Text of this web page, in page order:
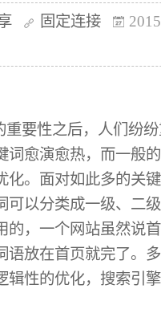
固定连接
要性之后，人们纷纷
词愈演愈热，而一般
化。面对如此多的关
可以分类成一级、二
的，一个网站虽然说
语放在首页就完了。
辑性的优化，搜索引